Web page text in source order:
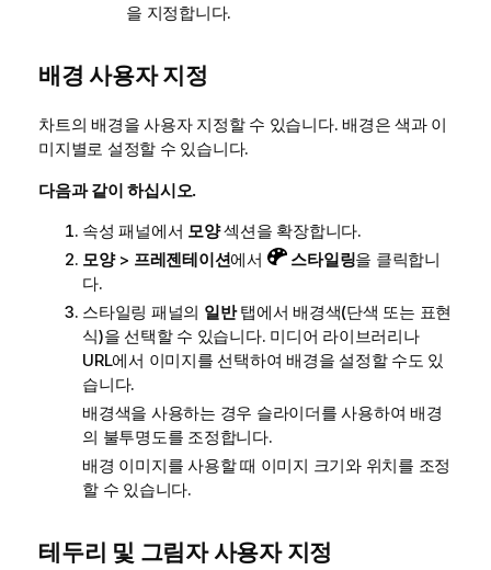
을 지정합니다.
배경 사용자 지정
차트의 배경을 사용자 지정할 수 있습니다. 배경은 색과 이
미지별로 설정할 수 있습니다.
다음과 같이 하십시오.
속성 패널에서 모양섹션을 확장합니다.
모양> 프레젠테이션에서 스타일링을 클릭합니
다.
스타일링 패널의 일반탭에서 배경색(단색 또는 표현
식)을 선택할 수 있습니다. 미디어 라이브러리나
URL에서 이미지를 선택하여 배경을 설정할 수도 있
습니다.
배경색을 사용하는 경우 슬라이더를 사용하여 배경
의 불투명도를 조정합니다.
배경 이미지를 사용할 때 이미지 크기와 위치를 조정
할 수 있습니다.
테두리 및 그림자 사용자 지정